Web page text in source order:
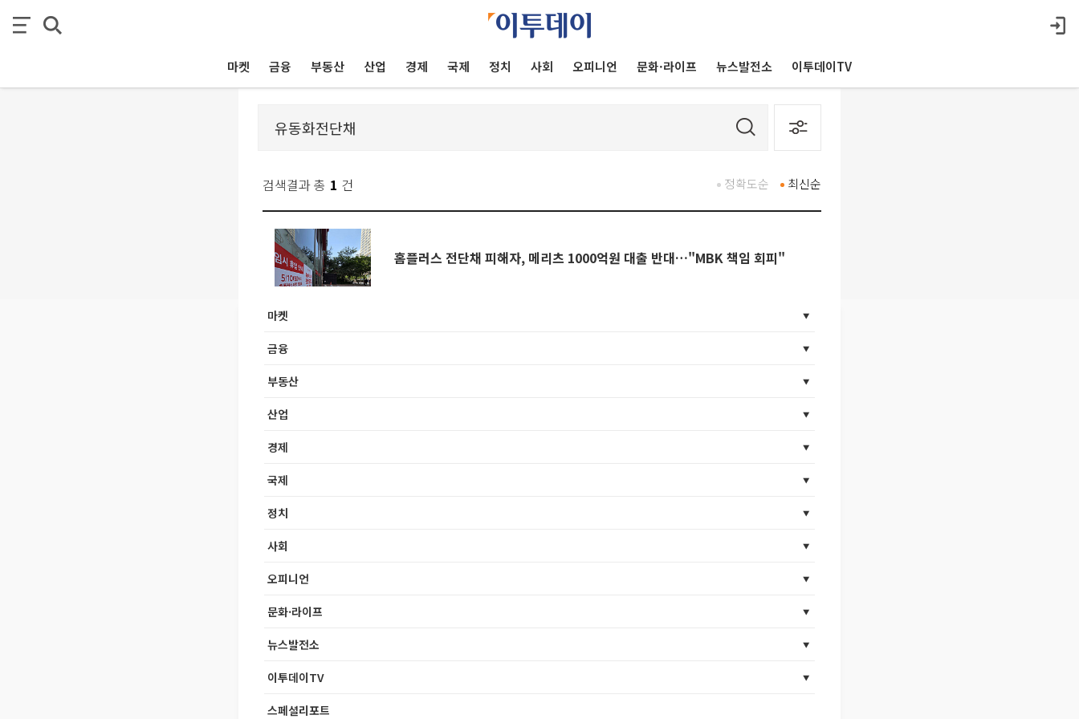
마켓 금융 부동산 산업 경제 국제 정치 사회 오피니언 문화·라이프 뉴스발전소 이투데이TV
검색결과 총 1 건 최신순
정확도순
홈플러스 전단채 피해자, 메리츠 1000억원 대출 반대…"MBK 책임 회피"
마켓
금융
부동산
산업
경제
국제
정치
사회
오피니언
문화·라이프
뉴스발전소
이투데이TV
스페셜리포트